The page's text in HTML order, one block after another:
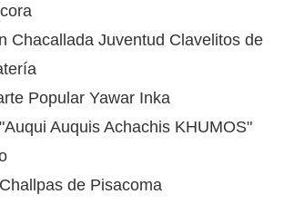
Chacallada Juventud Clavelitos de
Popular Yawar Inka
Auquis Achachis KHUMOS"
de Pisacoma